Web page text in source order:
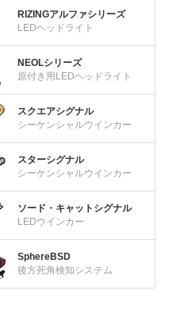
RIZINGアルファシリーズ
LEDヘッドライト
NEOLシリーズ
原付き用LEDヘッドライト
スクエアシグナル
シーケンシャルウインカー
スターシグナル
シーケンシャルウインカー
ソード・キャットシグナル
LEDウインカー
SphereBSD
後方死角検知システム